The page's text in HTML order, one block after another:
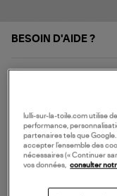
BESOIN D'AIDE ?
NOS SERVICES
SERVICE CLIENT
lulli-sur-la-toile.com utilise
performance,
partenaires tels que
accepter l’ensemble des
nécessaires (« Continuer
vos données,
consulter